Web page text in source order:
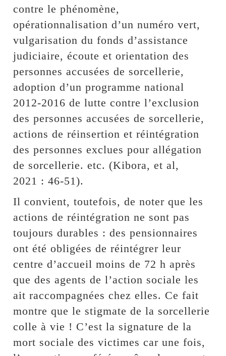
contre le phénomène,
opérationnalisation d’un numéro vert,
vulgarisation du fonds d’assistance
judiciaire, écoute et orientation des
personnes accusées de sorcellerie,
adoption d’un programme national
2012-2016 de lutte contre l’exclusion
des personnes accusées de sorcellerie,
actions de réinsertion et réintégration
des personnes exclues pour allégation
de sorcellerie. etc. (Kibora, et al,
2021 : 46-51).
Il convient, toutefois, de noter que les
actions de réintégration ne sont pas
toujours durables : des pensionnaires
ont été obligées de réintégrer leur
centre d’accueil moins de 72 h après
que des agents de l’action sociale les
ait raccompagnées chez elles. Ce fait
montre que le stigmate de la sorcellerie
colle à vie ! C’est la signature de la
mort sociale des victimes car une fois,